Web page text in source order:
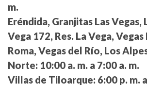
m.
Eréndida, Granjitas Las Vegas,
Vega 172, Res. La Vega,
Roma, Vegas del Río, Los
Norte: 10:00 a. m. a 7:00 a. m.
Villas de Tiloarque: 6:00 p. m.